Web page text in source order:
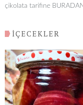
çikolata tarifine
İÇECEKLER